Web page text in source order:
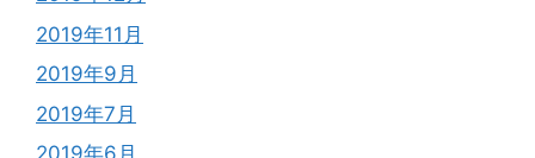
2019年11月
2019年9月
2019年7月
2019年6月